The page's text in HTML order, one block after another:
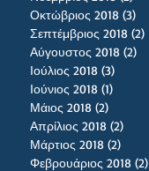
Οκτώβριος 2018 (3)
Σεπτέμβριος 2018 (2)
Αύγουστος 2018 (2)
Ιούλιος 2018 (3)
Ιούνιος 2018 (1)
Μάιος 2018 (2)
Απρίλιος 2018 (2)
Μάρτιος 2018 (2)
Φεβρουάριος 2018 (2)